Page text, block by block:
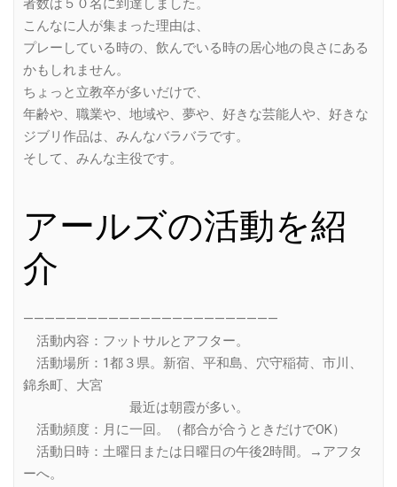
者数は５０名に到達しました。
こんなに人が集まった理由は、
プレーしている時の、飲んでいる時の居心地の良さにある
かもしれません。
ちょっと立教卒が多いだけで、
年齢や、職業や、地域や、夢や、好きな芸能人や、好きな
ジブリ作品は、みんなバラバラです。
そして、みんな主役です。
アールズの活動を紹
介
————————————————————————
活動内容：フットサルとアフター。
活動場所：1都３県。新宿、平和島、穴守稲荷、市川、
錦糸町、大宮
最近は朝霞が多い。
活動頻度：月に一回。（都合が合うときだけでOK）
活動日時：土曜日または日曜日の午後2時間。→アフタ
ーへ。